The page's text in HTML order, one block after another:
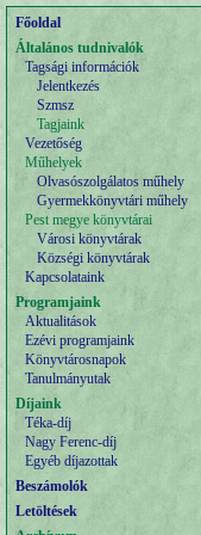
Főoldal
Általános tudnivalók
Tagsági információk
Jelentkezés
Szmsz
Tagjaink
Vezetőség
Műhelyek
Olvasószolgálatos műhely
Gyermekkönyvtári műhely
Pest megye könyvtárai
Városi könyvtárak
Községi könyvtárak
Kapcsolataink
Programjaink
Aktualitások
Ezévi programjaink
Könyvtárosnapok
Tanulmányutak
Díjaink
Téka-díj
Nagy Ferenc-díj
Egyéb díjazottak
Beszámolók
Letöltések